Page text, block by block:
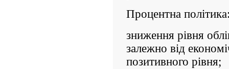
Процентна
зниження рівня
залежно від
позитивного рівня;